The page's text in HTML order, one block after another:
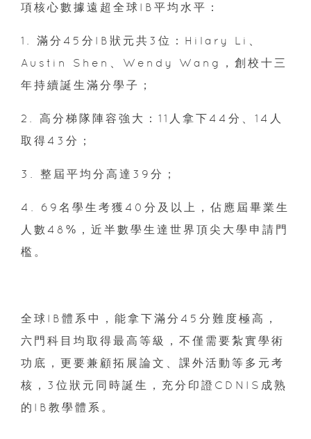
項核心數據遠超全球IB平均水平：
1. 滿分45分IB狀元共3位：Hilary Li、
Austin Shen、Wendy Wang，創校十三
年持續誕生滿分學子；
2. 高分梯隊陣容強大：11人拿下44分、14人
取得43分；
3. 整屆平均分高達39分；
4. 69名學生考獲40分及以上，佔應屆畢業生
人數48%，近半數學生達世界頂尖大學申請門
檻。
全球IB體系中，能拿下滿分45分難度極高，
六門科目均取得最高等級，不僅需要紮實學術
功底，更要兼顧拓展論文、課外活動等多元考
核，3位狀元同時誕生，充分印證CDNIS成熟
的IB教學體系。